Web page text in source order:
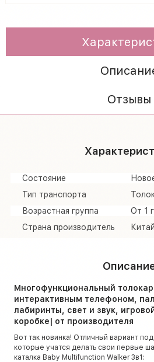
Отзывы
Состояние
Тип транспорта
Возрастная группа
От 1
Страна производитель
Китай
Многофункциональный
интерактивным телефоном,
лабиринты, свет и звук,
коробке| от производителя
Вот так новинка! Отличный вариант
которые учатся делать свои первые
каталка Baby Multifunction Walker 3в1: